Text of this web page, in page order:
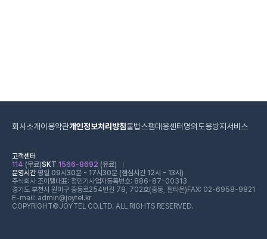
회사소개이용약관개인정보처리방침불법스팸대응센터 명의도용방지서비스
고객센터
114 (무료)SKT 1566-8692 (유료)
운영시간평일 09시30분 - 17시30분 (점심시간 12시 - 13시)
주식회사 조이텔대표: 정민기 사업자등록번호: 886-87-00313
경기도 부천시 원미구 중동로254번길 78, 702호(중동, 필타운) FAX: 02-6958-9821
E-mail: admin@joytel.kr
COPYRIGHT©JOYTEL CO.LTD. ALL RIGHTS RESERVED.